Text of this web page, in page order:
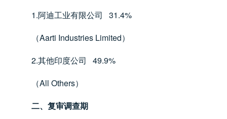
1.阿迪工业有限公司 31.4%
（Aarti Industries Limited）
2.其他印度公司 49.9%
（All Others）
二、复审调查期